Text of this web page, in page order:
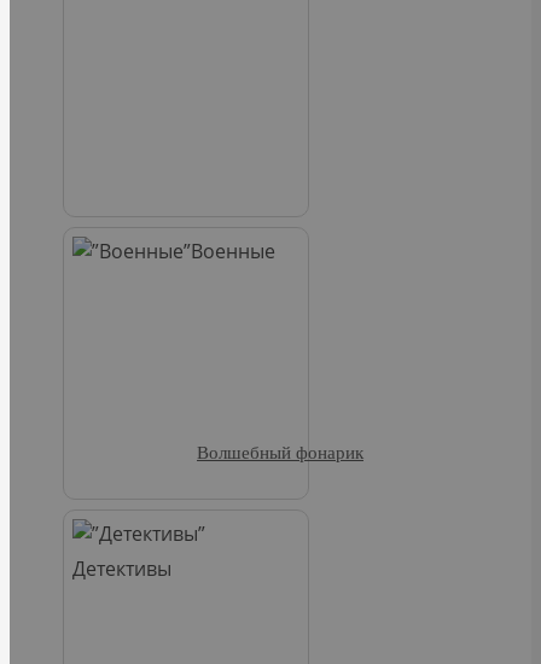
Военные
Детективы
Волшебный фонарик